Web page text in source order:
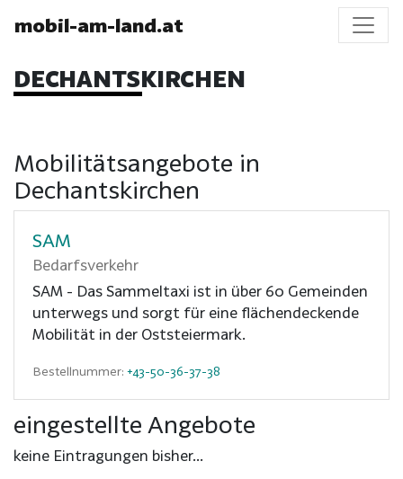
mobil-am-land.at
DECHANTSKIRCHEN
Mobilitätsangebote in
Dechantskirchen
SAM
Bedarfsverkehr
SAM - Das Sammeltaxi ist in über 60 Gemeinden
unterwegs und sorgt für eine flächendeckende
Mobilität in der Oststeiermark.
Bestellnummer: +43-50-36-37-38
eingestellte Angebote
keine Eintragungen bisher...